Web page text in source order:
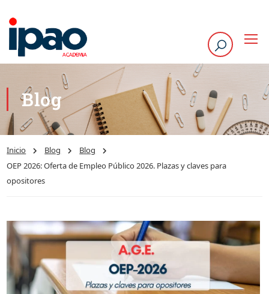
Blog
Inicio Blog
Blog
OEP 2026: Oferta de Empleo Público 2026. Plazas y claves para
opositores